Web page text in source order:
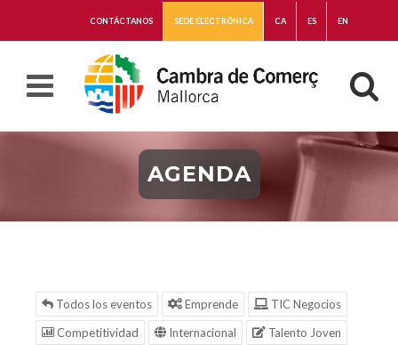
CONTÁCTANOS SEDE ELECTRÓNICA CA ES EN
AGENDA
Todos los eventos Emprende
TIC Negocios
Competitividad
Internacional
Talento Joven